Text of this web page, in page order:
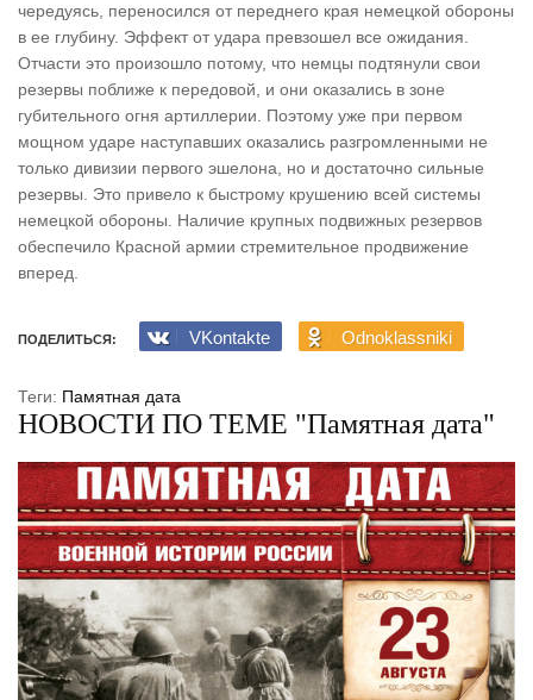
чередуясь, переносился от переднего края немецкой обороны
в ее глубину. Эффект от удара превзошел все ожидания.
Отчасти это произошло потому, что немцы подтянули свои
резервы поближе к передовой, и они оказались в зоне
губительного огня артиллерии. Поэтому уже при первом
мощном ударе наступавших оказались разгромленными не
только дивизии первого эшелона, но и достаточно сильные
резервы. Это привело к быстрому крушению всей системы
немецкой обороны. Наличие крупных подвижных резервов
обеспечило Красной армии стремительное продвижение
вперед.
ПОДЕЛИТЬСЯ: VKontakte Odnoklassniki
Теги: Памятная дата
НОВОСТИ ПО ТЕМЕ "Памятная дата"